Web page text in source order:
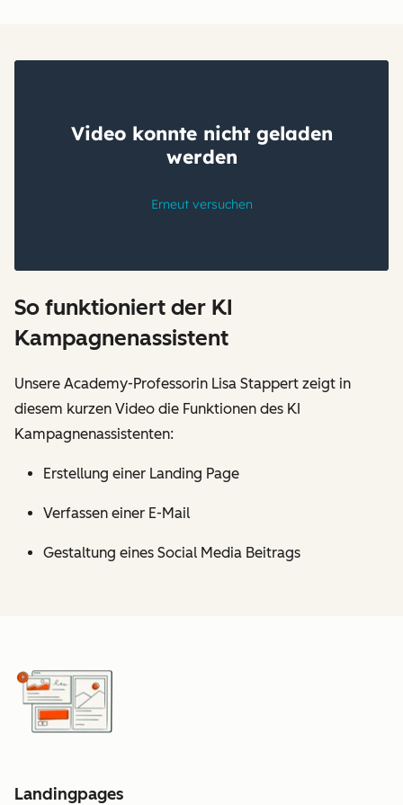
So funktioniert der KI
Kampagnenassistent
Unsere Academy-Professorin Lisa Stappert zeigt in
diesem kurzen Video die Funktionen des KI
Kampagnenassistenten:
Erstellung einer Landing Page
Verfassen einer E-Mail
Gestaltung eines Social Media Beitrags
Landingpages